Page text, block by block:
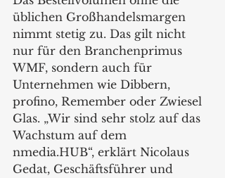
üblichen Großhandelsmargen
nimmt stetig zu. Das gilt nicht
nur für den Branchenprimus
WMF, sondern auch für
Unternehmen wie Dibbern,
profino, Remember oder Zwiesel
Glas. „Wir sind sehr stolz auf das
Wachstum auf dem
nmedia.HUB“, erklärt Nicolaus
Gedat, Geschäftsführer und